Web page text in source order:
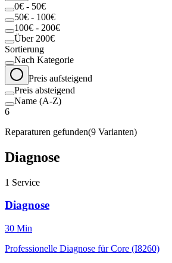
0€ - 50€
50€ - 100€
100€ - 200€
Über 200€
Sortierung
Nach Kategorie
Preis aufsteigend
Preis absteigend
Name (A-Z)
6
Reparaturen gefunden(9 Varianten)
Diagnose
1 Service
Diagnose
30 Min
Professionelle Diagnose für Core (I8260)